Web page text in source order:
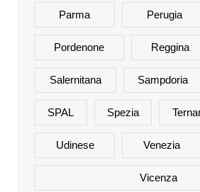
Parma Perugia
Pordenone Reggina
Salernitana Sampdoria
SPAL Spezia
Udinese Venezia
Vicenza